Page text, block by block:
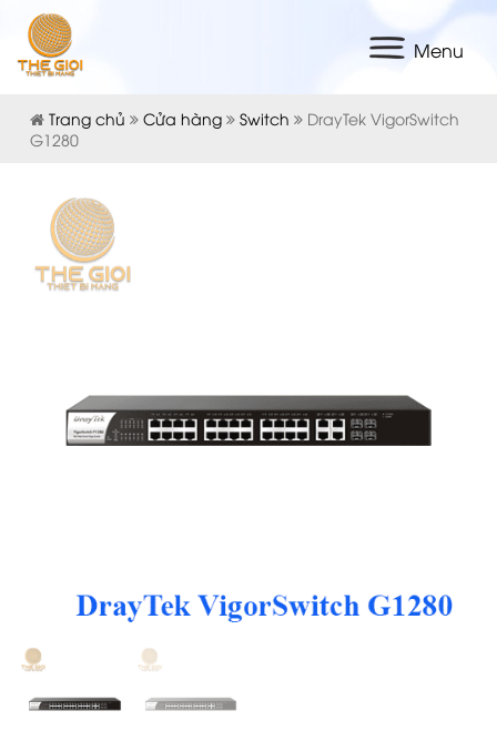
Menu
Trang chủ Cửa hàng Switch
DrayTek VigorSwitch
G1280